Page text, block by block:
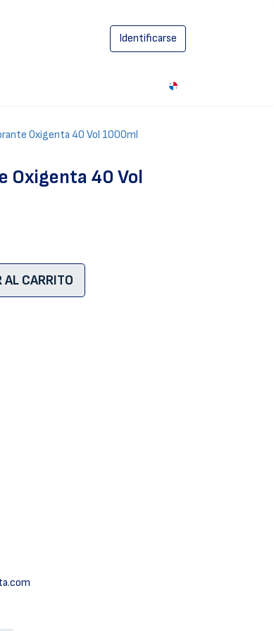
Identificarse
Oxigenta 40 Vol 1000ml
Oxigenta 40 Vol
AL CARRITO